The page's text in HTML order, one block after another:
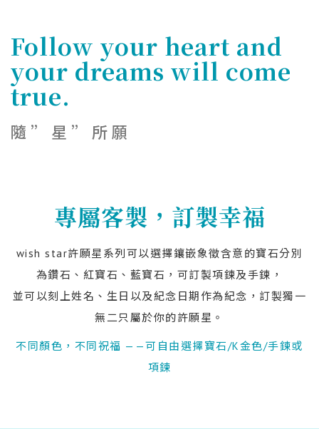
Follow your heart and
your dreams will come
true.
隨”星”所願
專屬客製，訂製幸福
wish star許願星系列可以選擇鑲嵌象徵含意的寶石分別
為鑽石、紅寶石、藍寶石，可訂製項鍊及手鍊，
並可以刻上姓名、生日以及紀念日期作為紀念，訂製獨一
無二只屬於你的許願星。
不同顏色，不同祝福 ——可自由選擇寶石/K金色/手鍊或
項鍊